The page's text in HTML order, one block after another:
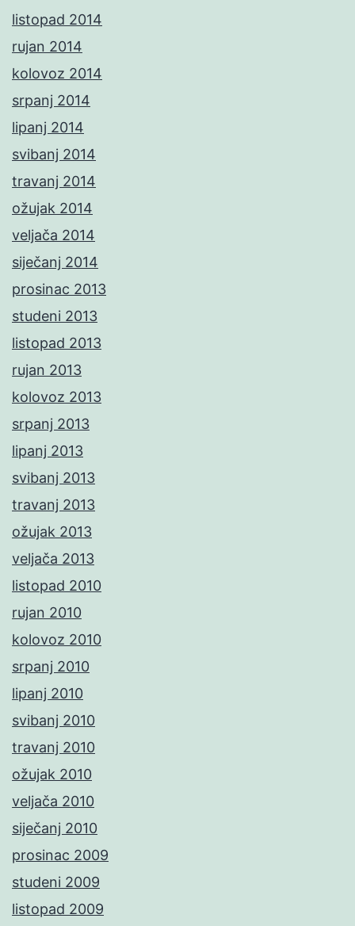
listopad 2014
rujan 2014
kolovoz 2014
srpanj 2014
lipanj 2014
svibanj 2014
travanj 2014
ožujak 2014
veljača 2014
siječanj 2014
prosinac 2013
studeni 2013
listopad 2013
rujan 2013
kolovoz 2013
srpanj 2013
lipanj 2013
svibanj 2013
travanj 2013
ožujak 2013
veljača 2013
listopad 2010
rujan 2010
kolovoz 2010
srpanj 2010
lipanj 2010
svibanj 2010
travanj 2010
ožujak 2010
veljača 2010
siječanj 2010
prosinac 2009
studeni 2009
listopad 2009